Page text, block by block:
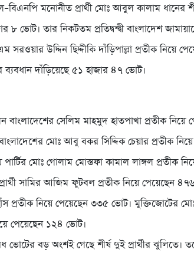
মনোনীত প্রার্থী মোঃ আবুল কালাম ধানের
ভোট। তার নিকটতম প্রতিদ্বন্দ্বী বাংলাদেশ
উদ্দিন ছিদ্দীকি দাঁড়িপাল্লা প্রতীক নিয়ে
ব্যবধান দাঁড়িয়েছে ৫১ হাজার ৪৭ ভোট।
বাংলাদেশের সেলিম মাহমুদ হাতপাখা প্রতীক নিয়ে
মোঃ আবু বকর সিদ্দিক চেয়ার প্রতীক নিয়ে
মোঃ গোলাম মোস্তফা কামাল লাঙ্গল প্রতীক
সামির আজিম ফুটবল প্রতীক নিয়ে পেয়েছেন
প্রতীক নিয়ে পেয়েছেন ৩৩৫ ভোট। মুক্তিজোটের
পেয়েছেন ১২৪ ভোট।
ভোটের বড় অংশই গেছে শীর্ষ দুই প্রার্থীর ঝুলিতে।